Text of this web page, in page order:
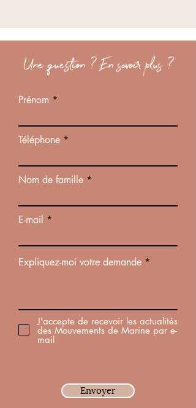
Une question ? En savoir plus ?
Prénom
Téléphone
Nom de famille
E-mail
Expliquez-moi votre demande
J'accepte de recevoir les actualités
des Mouvements de Marine par e-
mail
Envoyer